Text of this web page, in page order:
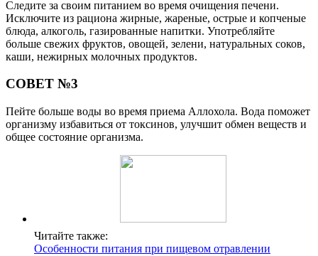
Следите за своим питанием во время очищения печени.
Исключите из рациона жирные, жареные, острые и копченые
блюда, алкоголь, газированные напитки. Употребляйте
больше свежих фруктов, овощей, зелени, натуральных соков,
каши, нежирных молочных продуктов.
СОВЕТ №3
Пейте больше воды во время приема Аллохола. Вода поможет
организму избавиться от токсинов, улучшит обмен веществ и
общее состояние организма.
Читайте также:
Особенности питания при пищевом отравлении